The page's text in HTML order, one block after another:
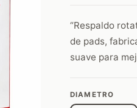
“Respaldo
de pads,
suave para
DIAMETRO